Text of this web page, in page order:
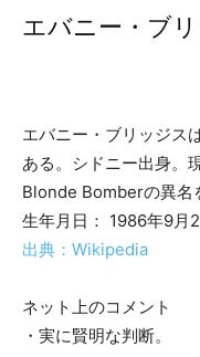
エバニー・ブ
エバニー・ブリッジス
ある。シドニー出身。
Blonde Bomberの異名
生年月日： 1986年9月
出典：Wikipedia
ネット上のコメント
・実に賢明な判断。